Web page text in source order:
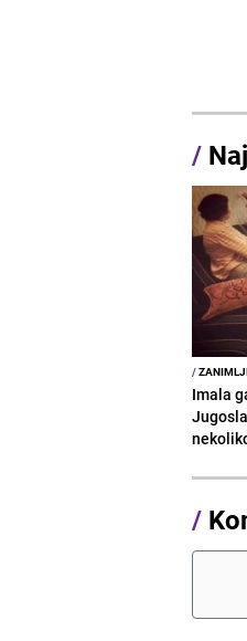
/
/
Imala
/